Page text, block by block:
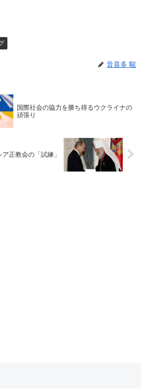
音喜多 駿
国際社会の協力を勝ち得るウクライナの
頑張り
ア正教会の「試練」